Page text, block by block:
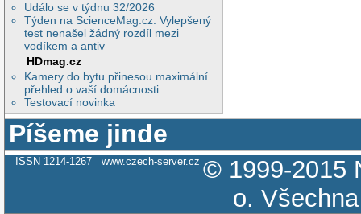
Událo se v týdnu 32/2026
Týden na ScienceMag.cz: Vylepšený
test nenašel žádný rozdíl mezi
vodíkem a antiv
HDmag.cz
Kamery do bytu přinesou maximální
přehled o vaší domácnosti
Testovací novinka
Píšeme jinde
ISSN 1214-1267 www.czech-server.cz © 1999-2015
o.